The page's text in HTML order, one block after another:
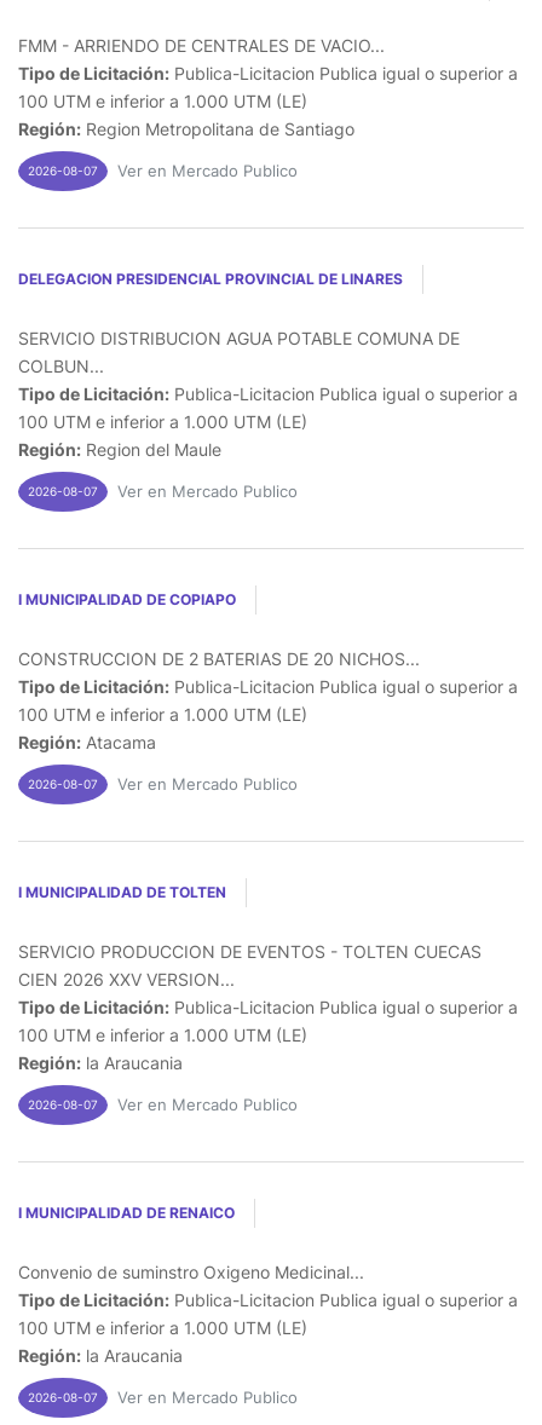
FMM - ARRIENDO DE CENTRALES DE VACIO...
Tipo de Licitación: Publica-Licitacion Publica igual o superior a
100 UTM e inferior a 1.000 UTM (LE)
Región: Region Metropolitana de Santiago
2026-08-07 Ver en Mercado Publico
DELEGACION PRESIDENCIAL PROVINCIAL DE LINARES
SERVICIO DISTRIBUCION AGUA POTABLE COMUNA DE
COLBUN...
Tipo de Licitación: Publica-Licitacion Publica igual o superior a
100 UTM e inferior a 1.000 UTM (LE)
Región: Region del Maule
2026-08-07 Ver en Mercado Publico
I MUNICIPALIDAD DE COPIAPO
CONSTRUCCION DE 2 BATERIAS DE 20 NICHOS...
Tipo de Licitación: Publica-Licitacion Publica igual o superior a
100 UTM e inferior a 1.000 UTM (LE)
Región: Atacama
2026-08-07 Ver en Mercado Publico
I MUNICIPALIDAD DE TOLTEN
SERVICIO PRODUCCION DE EVENTOS - TOLTEN CUECAS
CIEN 2026 XXV VERSION...
Tipo de Licitación: Publica-Licitacion Publica igual o superior a
100 UTM e inferior a 1.000 UTM (LE)
Región: la Araucania
2026-08-07 Ver en Mercado Publico
I MUNICIPALIDAD DE RENAICO
Convenio de suminstro Oxigeno Medicinal...
Tipo de Licitación: Publica-Licitacion Publica igual o superior a
100 UTM e inferior a 1.000 UTM (LE)
Región: la Araucania
2026-08-07 Ver en Mercado Publico